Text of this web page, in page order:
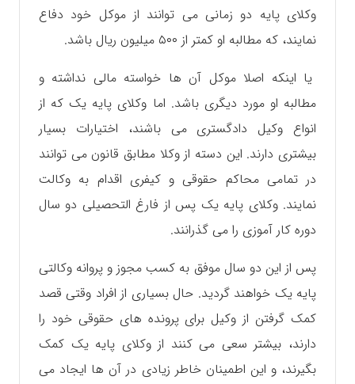
وکلای پایه دو زمانی می توانند از موکل خود دفاع
نمایند، که مطالبه او کمتر از ۵۰۰ میلیون ریال باشد.
یا اینکه اصلا موکل آن ها خواسته مالی نداشته و
مطالبه او مورد دیگری باشد. اما وکلای پایه یک که از
انواع وکیل دادگستری می باشند، اختیارات بسیار
بیشتری دارند‌. این دسته از وکلا مطابق قانون می توانند
در تمامی محاکم حقوقی و کیفری اقدام به وکالت
نمایند. وکلای پایه یک پس از فارغ التحصیلی دو سال
دوره کار آموزی را می گذرانند.
پس از این دو سال موفق به کسب مجوز و پروانه وکالتی
پایه یک ‌خواهند گردید. حال بسیاری از افراد وقتی قصد
کمک‌ گرفتن از وکیل برای پرونده های حقوقی خود را
دارند، بیشتر سعی می کنند از وکلای پایه یک‌ کمک
بگیرند، و این اطمینان خاطر زیادی در آن ها ایجاد می